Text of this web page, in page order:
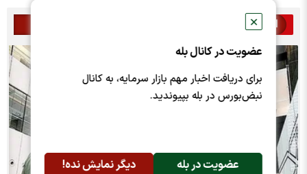
✕
عضویت در کانال بله
برای دریافت اخبار مهم بازار سرمایه، به کانال
نبض‌بورس در بله بپیوندید.
عضویت در بله دیگر نمایش نده!
اخبار مرتبط